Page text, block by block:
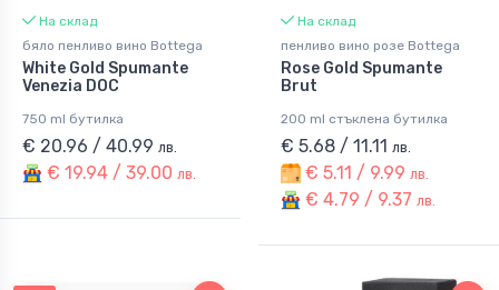
На склад
бяло пенливо вино Bottega
White Gold Spumante
Venezia DOC
750 ml бутилка
€ 20.96 / 40.99 лв.
€ 19.94 / 39.00 лв.
На склад
пенливо вино розе Bottega
Rose Gold Spumante
Brut
200 ml стъклена бутилка
€ 5.68 / 11.11 лв.
€ 5.11 / 9.99 лв.
€ 4.79 / 9.37 лв.